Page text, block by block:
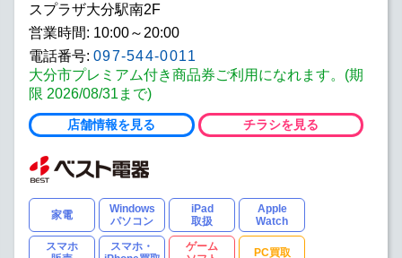
スプラザ大分駅南2F
営業時間: 10:00～20:00
電話番号: 097-544-0011
大分市プレミアム付き商品券ご利用になれます。(期
限 2026/08/31まで)
店舗情報を見る チラシを見る
家電
Windows
パソコン
iPad
取扱
Apple
Watch
スマホ
スマホ・
ゲーム
PC買取